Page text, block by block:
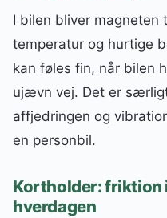
I bilen bliver magneten
temperatur og hurtige
kan føles fin, når bilen
ujævn vej. Det er
affjedringen og
en personbil.
Kortholder: friktion
hverdagen